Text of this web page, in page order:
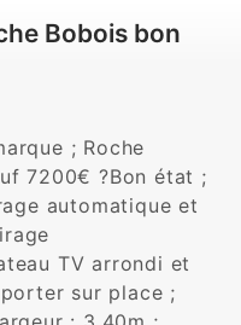
Bobois bon
; Roche
7200€ ?Bon état ;
automatique et
TV arrondi et
sur place ;